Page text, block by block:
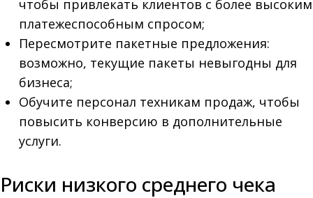
чтобы привлекать клиентов с более высоким
платежеспособным спросом;
Пересмотрите пакетные предложения:
возможно, текущие пакеты невыгодны для
бизнеса;
Обучите персонал техникам продаж, чтобы
повысить конверсию в дополнительные
услуги.
Риски низкого среднего чека